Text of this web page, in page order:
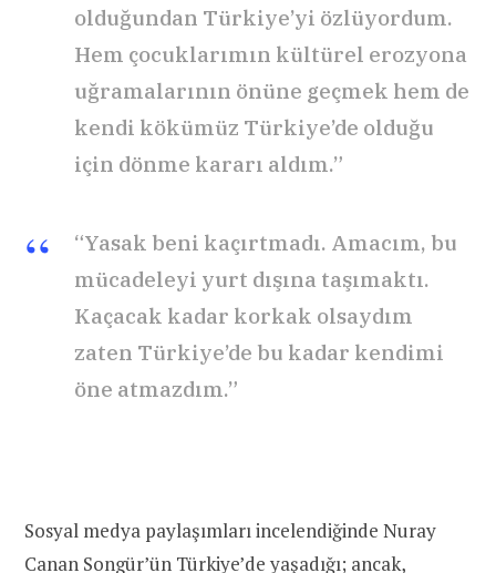
olduğundan Türkiye’yi özlüyordum.
Hem çocuklarımın kültürel erozyona
uğramalarının önüne geçmek hem de
kendi kökümüz Türkiye’de olduğu
için dönme kararı aldım.”
“Yasak beni kaçırtmadı. Amacım, bu
mücadeleyi yurt dışına taşımaktı.
Kaçacak kadar korkak olsaydım
zaten Türkiye’de bu kadar kendimi
öne atmazdım.”
Sosyal medya paylaşımları incelendiğinde Nuray
Canan Songür’ün Türkiye’de yaşadığı; ancak,